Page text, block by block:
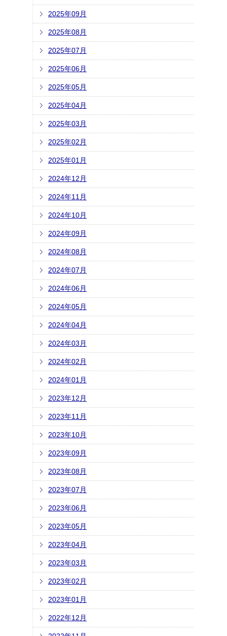
2025年09月
2025年08月
2025年07月
2025年06月
2025年05月
2025年04月
2025年03月
2025年02月
2025年01月
2024年12月
2024年11月
2024年10月
2024年09月
2024年08月
2024年07月
2024年06月
2024年05月
2024年04月
2024年03月
2024年02月
2024年01月
2023年12月
2023年11月
2023年10月
2023年09月
2023年08月
2023年07月
2023年06月
2023年05月
2023年04月
2023年03月
2023年02月
2023年01月
2022年12月